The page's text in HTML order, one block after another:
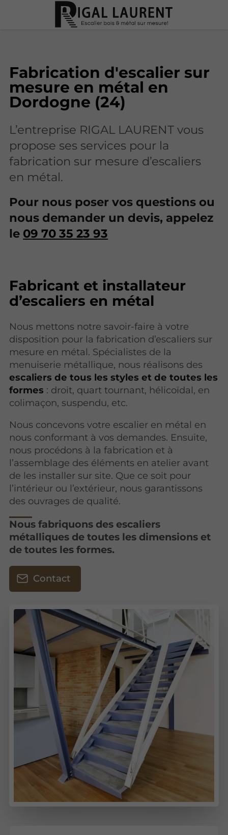
Fabrication d'escalier sur
mesure en métal en
Dordogne (24)
L’entreprise RIGAL LAURENT vous
propose ses services pour la
fabrication sur mesure d’escaliers
en métal.
Pour nous poser vos questions ou
nous demander un devis, appelez
le 09 70 35 23 93
Fabricant et installateur
d’escaliers en métal
Nous mettons notre savoir-faire à votre
disposition pour la fabrication d’escaliers sur
mesure en métal. Spécialistes de la
menuiserie métallique, nous réalisons des
escaliers de tous les styles et de toutes les
formes : droit, quart tournant, hélicoïdal, en
colimaçon, suspendu, etc.
Nous concevons votre escalier en métal en
nous conformant à vos demandes. Ensuite,
nous procédons à la fabrication et à
l’assemblage des éléments en atelier avant
de les installer sur site. Que ce soit pour
l’intérieur ou l’extérieur, nous garantissons
des ouvrages de qualité.
Nous fabriquons des escaliers
métalliques de toutes les dimensions et
de toutes les formes.
Contact